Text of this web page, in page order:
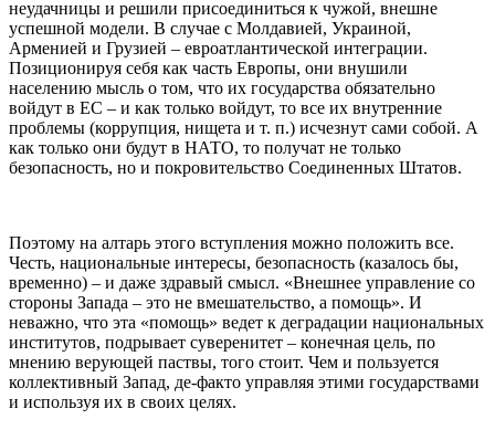
неудачницы и решили присоединиться к чужой, внешне
успешной модели. В случае с Молдавией, Украиной,
Арменией и Грузией – евроатлантической интеграции.
Позиционируя себя как часть Европы, они внушили
населению мысль о том, что их государства обязательно
войдут в ЕС – и как только войдут, то все их внутренние
проблемы (коррупция, нищета и т. п.) исчезнут сами собой. А
как только они будут в НАТО, то получат не только
безопасность, но и покровительство Соединенных Штатов.
Поэтому на алтарь этого вступления можно положить все.
Честь, национальные интересы, безопасность (казалось бы,
временно) – и даже здравый смысл. «Внешнее управление со
стороны Запада – это не вмешательство, а помощь». И
неважно, что эта «помощь» ведет к деградации национальных
институтов, подрывает суверенитет – конечная цель, по
мнению верующей паствы, того стоит. Чем и пользуется
коллективный Запад, де-факто управляя этими государствами
и используя их в своих целях.